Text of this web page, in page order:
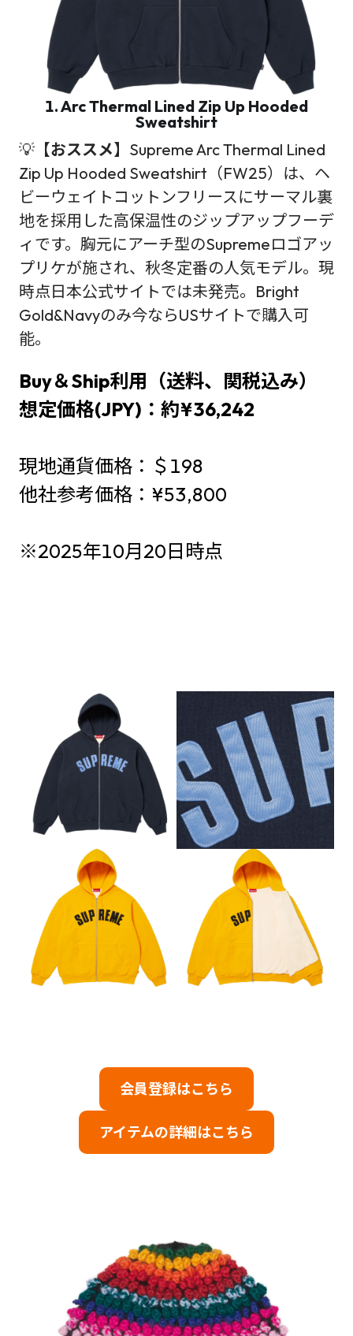
1. Arc Thermal Lined Zip Up Hooded
Sweatshirt
💡 【おススメ】 Supreme Arc Thermal Lined
Zip Up Hooded Sweatshirt（FW25）は、ヘ
ビーウェイトコットンフリースにサーマル裏
地を採用した高保温性のジップアップフーデ
ィです。胸元にアーチ型のSupremeロゴアッ
プリケが施され、秋冬定番の人気モデル。現
時点日本公式サイトでは未発売。Bright
Gold&Navyのみ今ならUSサイトで購入可
能。
Buy＆Ship利用（送料、関税込み）
想定価格(JPY)：約¥36,242
現地通貨価格：＄198
他社参考価格：¥53,800
※2025年10月20日時点
会員登録はこちら
アイテムの詳細はこちら